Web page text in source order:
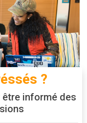
?
informé des